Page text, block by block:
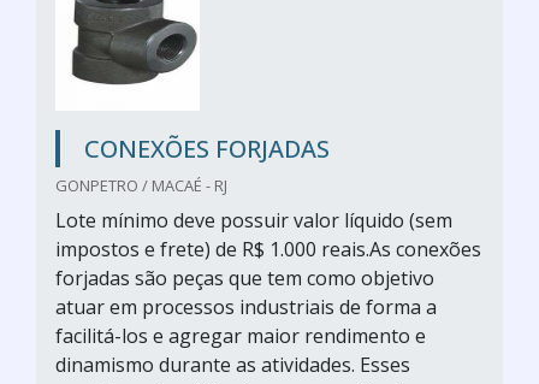
CONEXÕES FORJADAS
GONPETRO / MACAÉ - RJ
Lote mínimo deve possuir valor líquido (sem
impostos e frete) de R$ 1.000 reais.As conexões
forjadas são peças que tem como objetivo
atuar em processos industriais de forma a
facilitá-los e agregar maior rendimento e
dinamismo durante as atividades. Esses